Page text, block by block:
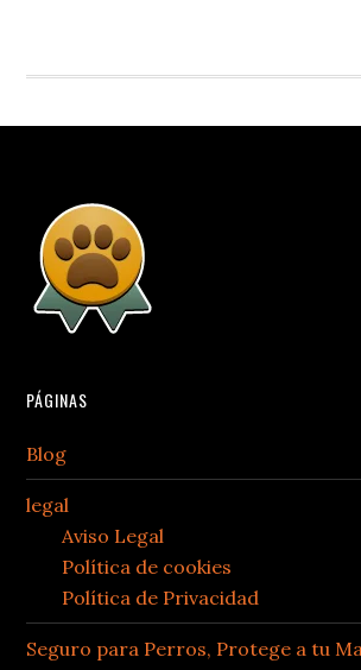
PÁGINAS
Blog
legal
Aviso Legal
Política de cookies
Política de Privacidad
Seguro para Perros, Protege a tu